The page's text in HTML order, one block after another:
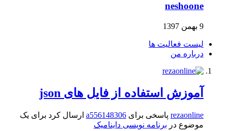
neshoone
9 بهمن 1397
لیست فعالیت ها
درباره من
آموزش استفاده از فایل های json
rezaonline پاسخی برای a556148306 ارسال کرد برای یک
موضوع در برنامه نویسی داینامیک